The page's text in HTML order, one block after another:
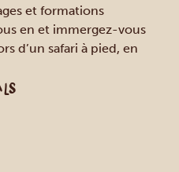
et formations
en et immergez-vous
d’un safari à pied, en